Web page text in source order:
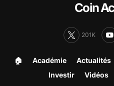
Coin
201K
🏠︎ Académie Actualités
Investir Vidéos